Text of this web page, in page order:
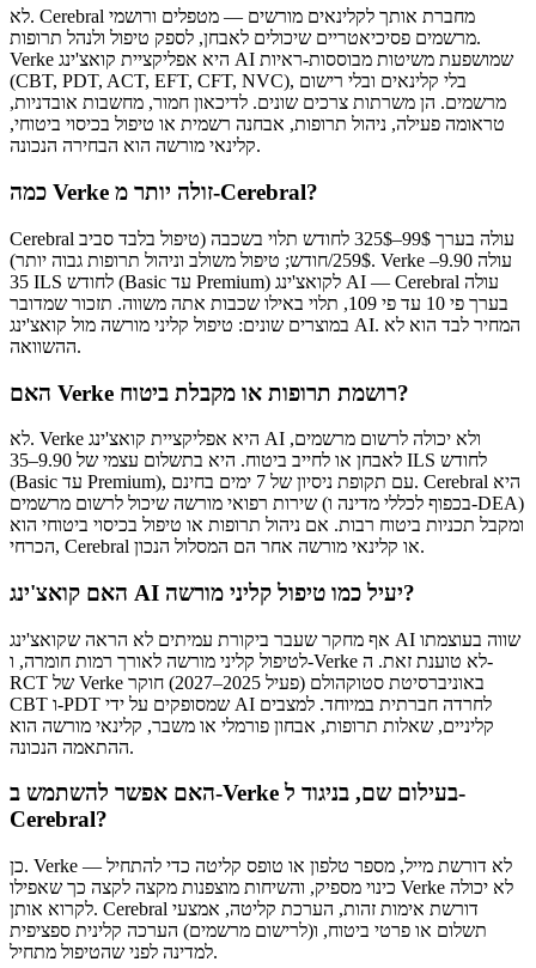
לא. Cerebral מחברת אותך לקלינאים מורשים — מטפלים ורושמי
מרשמים פסיכיאטריים שיכולים לאבחן, לספק טיפול ולנהל תרופות.
Verke היא אפליקציית קואצ'ינג AI שמושפעת משיטות מבוססות-ראיות
(CBT, PDT, ACT, EFT, CFT, NVC), בלי קלינאים ובלי רישום
מרשמים. הן משרתות צרכים שונים. לדיכאון חמור, מחשבות אובדניות,
טראומה פעילה, ניהול תרופות, אבחנה רשמית או טיפול בכיסוי ביטוחי,
קלינאי מורשה הוא הבחירה הנכונה.
כמה Verke זולה יותר מ-Cerebral?
Cerebral עולה בערך 99$–325$ לחודש תלוי בשכבה (טיפול בלבד סביב
259$/חודש; טיפול משולב וניהול תרופות גבוה יותר). Verke עולה 9.90–
35 ILS לחודש (Basic עד Premium) לקואצ'ינג AI — Cerebral עולה
בערך פי 10 עד פי 109, תלוי באילו שכבות אתה משווה. תזכור שמדובר
במוצרים שונים: טיפול קליני מורשה מול קואצ'ינג AI. המחיר לבד הוא לא
ההשוואה.
האם Verke רושמת תרופות או מקבלת ביטוח?
לא. Verke היא אפליקציית קואצ'ינג AI ולא יכולה לרשום מרשמים,
לאבחן או לחייב ביטוח. היא בתשלום עצמי של 9.90–35 ILS לחודש
(Basic עד Premium), עם תקופת ניסיון של 7 ימים בחינם. Cerebral היא
שירות רפואי מורשה שיכול לרשום מרשמים (בכפוף לכללי מדינה ו-DEA)
ומקבל תכניות ביטוח רבות. אם ניהול תרופות או טיפול בכיסוי ביטוחי הוא
הכרחי, Cerebral או קלינאי מורשה אחר הם המסלול הנכון.
האם קואצ'ינג AI יעיל כמו טיפול קליני מורשה?
אף מחקר שעבר ביקורת עמיתים לא הראה שקואצ'ינג AI שווה בעוצמתו
לטיפול קליני מורשה לאורך רמות חומרה, ו-Verke לא טוענת זאת. ה-
RCT של Verke באוניברסיטת סטוקהולם (פעיל 2025–2027) חוקר
CBT ו-PDT שמסופקים על ידי AI לחרדה חברתית במיוחד. למצבים
קליניים, שאלות תרופות, אבחון פורמלי או משבר, קלינאי מורשה הוא
ההתאמה הנכונה.
האם אפשר להשתמש ב-Verke בעילום שם, בניגוד ל-
Cerebral?
כן. Verke לא דורשת מייל, מספר טלפון או טופס קליטה כדי להתחיל —
כינוי מספיק, והשיחות מוצפנות מקצה לקצה כך שאפילו Verke לא יכולה
לקרוא אותן. Cerebral דורשת אימות זהות, הערכת קליטה, אמצעי
תשלום או פרטי ביטוח, ו(לרישום מרשמים) הערכה קלינית ספציפית
למדינה לפני שהטיפול מתחיל.